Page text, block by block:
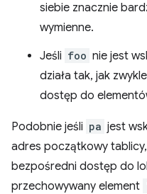
siebie znacznie
wymienne.
Jeśli foo nie jest
działa tak, jak
dostęp do
Podobnie jeśli pa jest
adres początkowy
bezpośredni dostęp do
przechowywany element